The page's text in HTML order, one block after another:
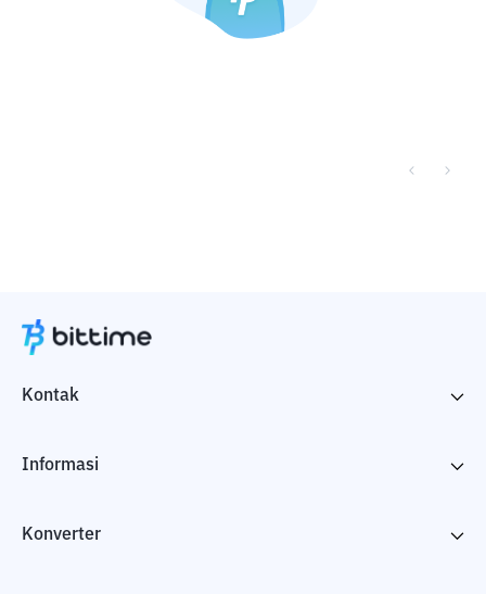
Kontak
Informasi
Konverter